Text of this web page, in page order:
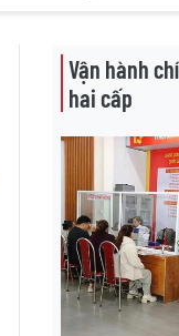
Vận hành
hai cấp